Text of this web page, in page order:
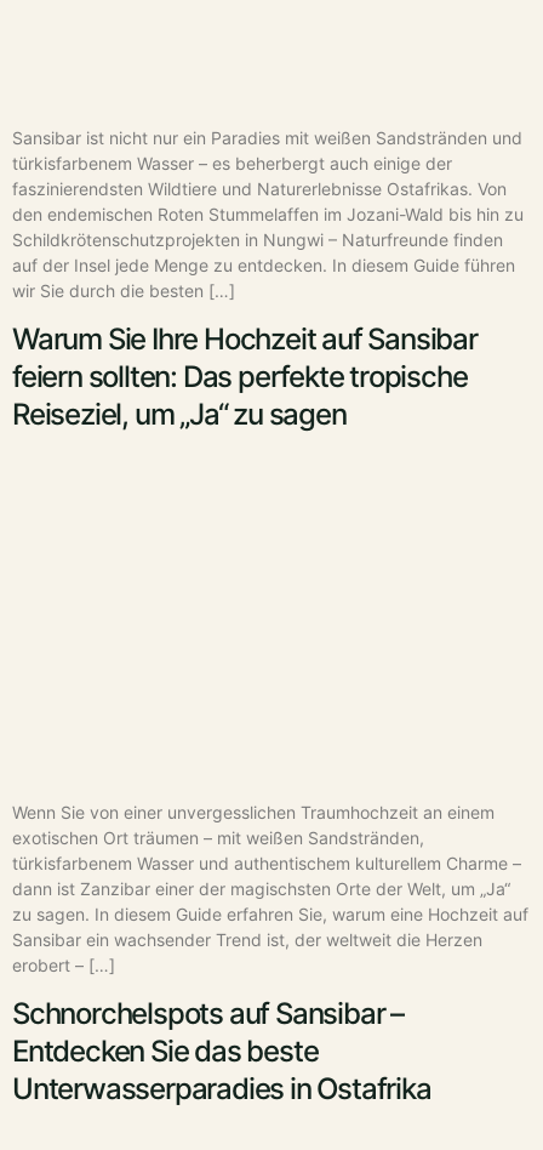
Sansibar ist nicht nur ein Paradies mit weißen Sandstränden und
türkisfarbenem Wasser – es beherbergt auch einige der
faszinierendsten Wildtiere und Naturerlebnisse Ostafrikas. Von
den endemischen Roten Stummelaffen im Jozani-Wald bis hin zu
Schildkrötenschutzprojekten in Nungwi – Naturfreunde finden
auf der Insel jede Menge zu entdecken. In diesem Guide führen
wir Sie durch die besten […]
Warum Sie Ihre Hochzeit auf Sansibar
feiern sollten: Das perfekte tropische
Reiseziel, um „Ja“ zu sagen
Wenn Sie von einer unvergesslichen Traumhochzeit an einem
exotischen Ort träumen – mit weißen Sandstränden,
türkisfarbenem Wasser und authentischem kulturellem Charme –
dann ist Zanzibar einer der magischsten Orte der Welt, um „Ja“
zu sagen. In diesem Guide erfahren Sie, warum eine Hochzeit auf
Sansibar ein wachsender Trend ist, der weltweit die Herzen
erobert – […]
Schnorchelspots auf Sansibar –
Entdecken Sie das beste
Unterwasserparadies in Ostafrika